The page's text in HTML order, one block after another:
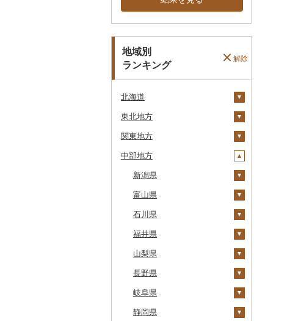
地域別
ランキング
解除
北海道
安平町
八雲町
鹿部町
江差町
白老町
せたな町
旭川市
森町
稚内市
標津町
清里町
東北地方
青森県
十和田市
大鰐町
南部町
五戸町
藤崎町
六ヶ所村
東北町
三戸町
東通村
岩手県
宮古市
軽米町
岩手町
矢巾町
釜石市
野田村
普代村
一戸町
宮城県
柴田町
色麻町
丸森町
大衡村
加美町
利府町
白石市
秋田県
大潟村
横手市
能代市
小坂町
仙北市
井川町
山形県
村山市
尾花沢市
上山市
河北町
酒田市
福島県
天栄村
広野町
鏡石町
須賀川市
関東地方
茨城県
土浦市
取手市
つくば市
稲敷市
潮来市
五霞町
北茨城市
境町
栃木県
那須塩原市
市貝町
塩谷町
上三川町
佐野市
真岡市
高根沢町
群馬県
榛東村
下仁田町
玉村町
安中市
川場村
昭和村
埼玉県
春日部市
蕨市
戸田市
毛呂山町
久喜市
千葉県
勝浦市
袖ケ浦市
我孫子市
長柄町
東京都
八王子市
日野市
昭島市
神奈川県
南足柄市
松田町
中部地方
新潟県
十日町市
弥彦村
阿賀町
出雲崎町
魚沼市
佐渡市
燕市
富山県
射水市
氷見市
朝日町
高岡市
魚津市
砺波市
石川県
羽咋市
七尾市
白山市
穴水町
輪島市
福井県
美浜町
小浜市
越前町
若狭町
山梨県
富士吉田市
甲斐市
山梨市
長野県
高森町
御代田町
岐阜県
養老町
静岡県